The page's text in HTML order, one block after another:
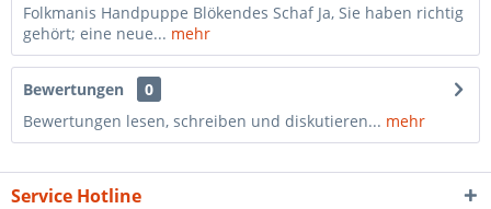
Folkmanis Handpuppe Blökendes Schaf Ja, Sie haben richtig
gehört; eine neue... mehr
Bewertungen
0
Bewertungen lesen, schreiben und diskutieren... mehr
Service Hotline